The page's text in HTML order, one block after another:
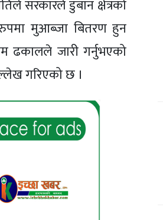
सरकारले डुबान क्षेत्रको
रुपमा मुआब्जा बितरण हुन
ढकालले जारी गर्नुभएको
गरिएको छ ।